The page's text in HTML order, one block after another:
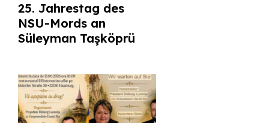
25. Jahrestag des
NSU-Mords an
Süleyman Taşköprü